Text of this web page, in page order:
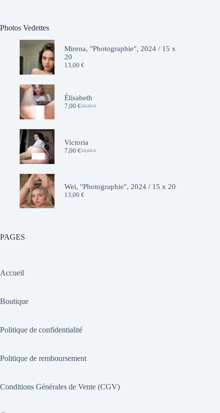
Photos Vedettes
Mirena, "Photographie", 2024 / 15 x
20
13,00 €
Élisabeth
10,00€
Le
10,00 €.
7,00 €Le
7,00 €.
Victoria
10,00€
Le
10,00 €.
7,00 €Le
7,00 €.
Wei, "Photographie", 2024 / 15 x 20
13,00 €
PAGES
Accueil
Boutique
Politique de confidentialité
Politique de remboursement
Conditions Générales de Vente (CGV)